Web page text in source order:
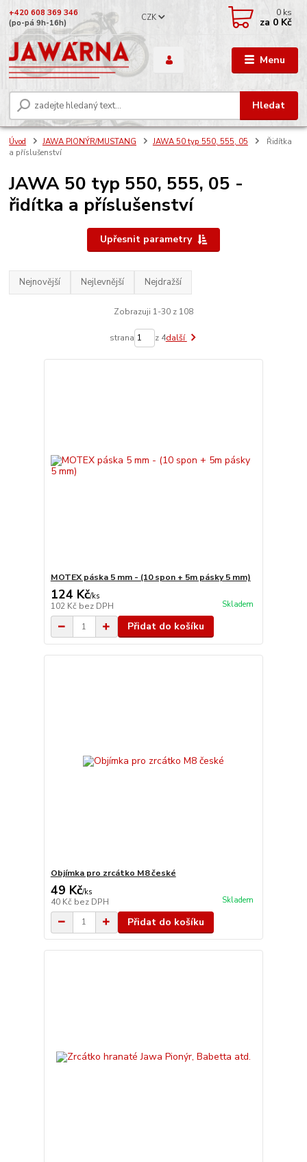
Menu
CZK
Hledat
+420 608 369 346
(po-pá 9h-16h)
0 ks
za 0 Kč
Úvod JAWA PIONÝR/MUSTANG JAWA 50 typ 550, 555, 05
Řidítka
a příslušenství
JAWA 50 typ 550, 555, 05 -
řidítka a příslušenství
Upřesnit parametry
Nejnovější Nejlevnější Nejdražší
Zobrazuji 1-30 z 108
strana z 4další
MOTEX páska 5 mm - (10 spon + 5m pásky 5 mm)
124 Kč/ks
102 Kč bez DPH Skladem
Přidat do košíku
Objímka pro zrcátko M8 české
49 Kč/ks
40 Kč bez DPH Skladem
Přidat do košíku